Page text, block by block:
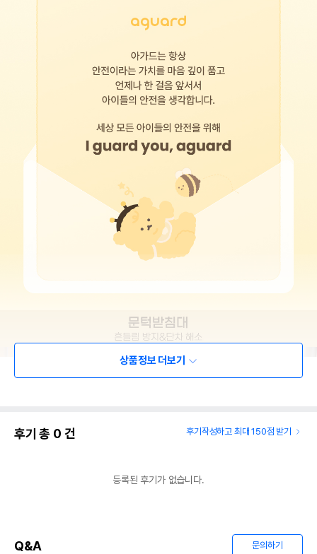
상품정보 더보기
후기 총 0 건 후기작성하고 최대 150점 받기
등록된 후기가 없습니다.
Q&A 문의하기